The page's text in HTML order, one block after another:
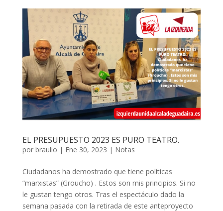
EL PRESUPUESTO 2023 ES PURO TEATRO.
por braulio | Ene 30, 2023 | Notas
Ciudadanos ha demostrado que tiene políticas
“marxistas” (Groucho) . Estos son mis principios. Si no
le gustan tengo otros. Tras el espectáculo dado la
semana pasada con la retirada de este anteproyecto